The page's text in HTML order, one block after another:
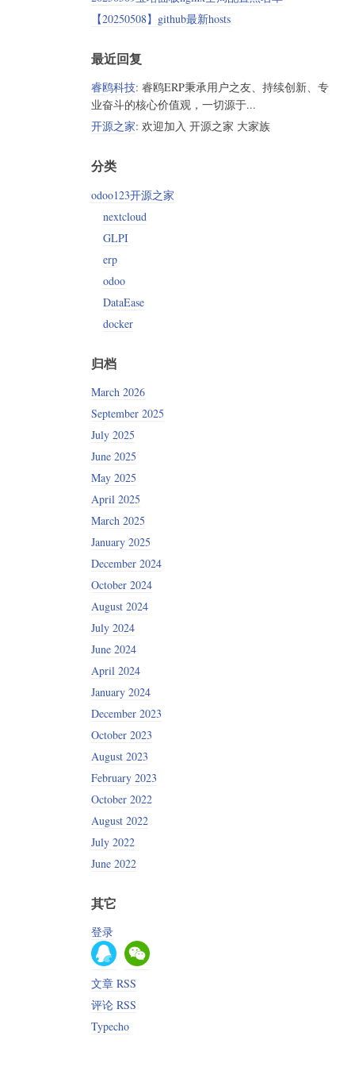
【20250508】github最新hosts
最近回复
睿鸥科技: 睿鸥ERP秉承用户之友、持续创新、专
业奋斗的核心价值观，一切源于...
开源之家: 欢迎加入 开源之家 大家族
分类
odoo123开源之家
nextcloud
GLPI
erp
odoo
DataEase
docker
归档
March 2026
September 2025
July 2025
June 2025
May 2025
April 2025
March 2025
January 2025
December 2024
October 2024
August 2024
July 2024
June 2024
April 2024
January 2024
December 2023
October 2023
August 2023
February 2023
October 2022
August 2022
July 2022
June 2022
其它
登录
文章 RSS
评论 RSS
Typecho